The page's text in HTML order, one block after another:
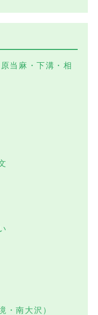
当麻・下溝・相
・南大沢）